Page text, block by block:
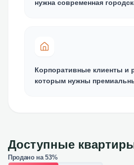
нужна современная
Корпоративные клиенты и
которым нужны
Доступные
Продано на 53%